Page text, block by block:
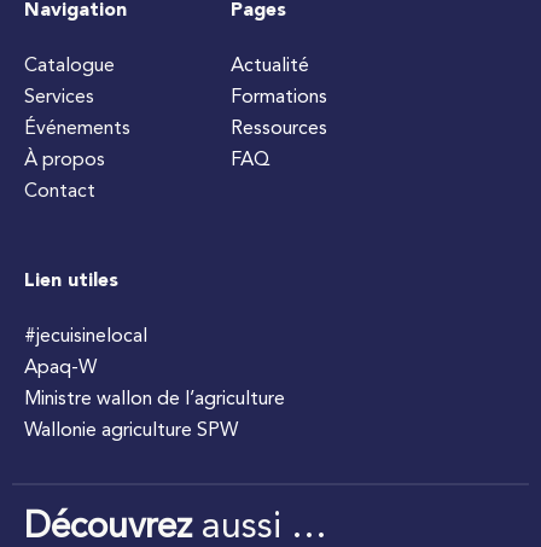
Navigation
Catalogue
Services
Événements
À propos
Contact
Pages
Actualité
Formations
Ressources
FAQ
Lien utiles
#jecuisinelocal
Apaq-W
Ministre wallon de l’agriculture
Wallonie agriculture SPW
Découvrezaussi …